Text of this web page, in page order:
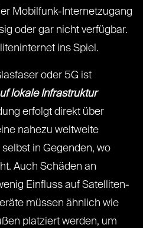
Mobilfunk-Internetzugang
oder gar nicht verfügbar.
ins Spiel.
oder 5G ist
lokale Infrastruktur
erfolgt direkt über
nahezu weltweite
in Gegenden, wo
Auch Schäden an
Einfluss auf Satelliten-
müssen ähnlich wie
platziert werden, um